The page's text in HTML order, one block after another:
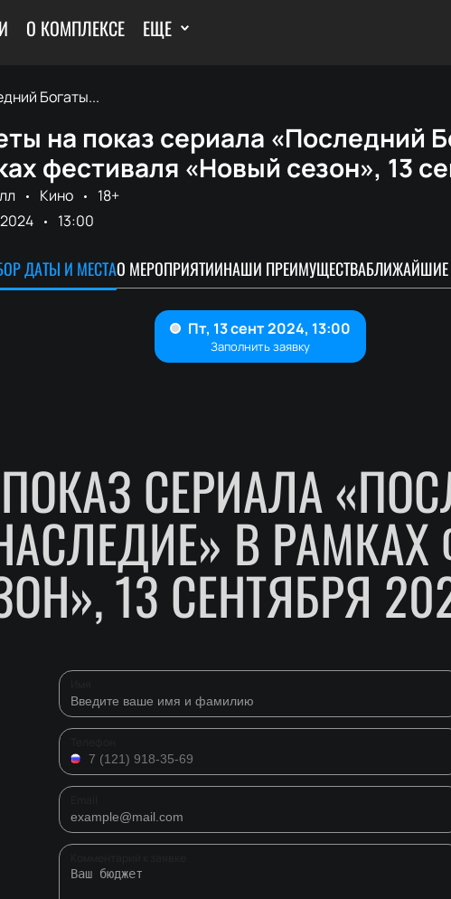
О КОМПЛЕКСЕ ЕЩЕ
Богаты...
на показ сериала «Последний
фестиваля «Новый сезон», 13
Кино
18+
13:00
ДАТЫ И МЕСТАО МЕРОПРИЯТИИНАШИ ПРЕИМУЩЕСТВАБЛИЖАЙШИЕ
СЕРИАЛА
В
13 СЕНТЯБРЯ